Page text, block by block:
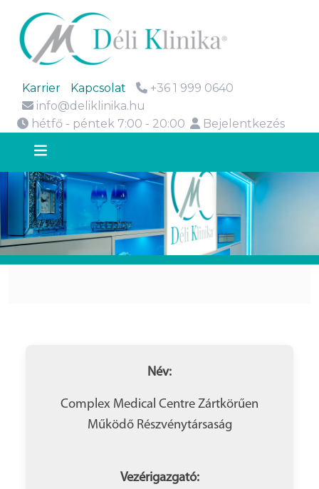
Karrier Kapcsolat
+36 1 999 0640
info@deliklinika.hu
hétfő - péntek 7:00 - 20:00
Bejelentkezés
Név:
Complex Medical Centre Zártkörűen
Működő Részvénytársaság
Vezérigazgató: